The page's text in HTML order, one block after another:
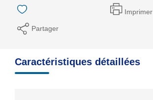
Imprimer
Partager
Caractéristiques détaillées